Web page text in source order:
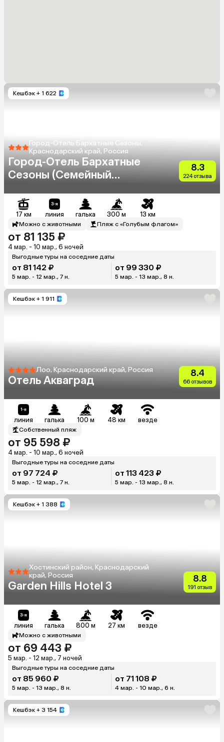
Кешбэк + 1 622
Город-Отель Бархатные Сезоны,
Краснодарский край, Россия
Город-Отель Бархатные
Сезоны (Семейный
8.3
224 отзыва
17 км линия галька 300 м 13 км
Можно с животными Пляж с «Голубым флагом»
от 81 135 ₽
4 мар. - 10 мар., 6 ночей
Выгодные туры на соседние даты
от 81 142 ₽
5 мар. - 12 мар., 7 н.
от 99 330 ₽
5 мар. - 13 мар., 8 н.
Кешбэк + 1 911
Лоо, Краснодарский край, Россия
Отель Акваград
8.4
66 отзывов
линия галька 100 м 48 км везде
Собственный пляж
от 95 598 ₽
4 мар. - 10 мар., 6 ночей
Выгодные туры на соседние даты
от 97 724 ₽
5 мар. - 12 мар., 7 н.
от 113 423 ₽
5 мар. - 13 мар., 8 н.
Кешбэк + 1 388
Хостинский район, Краснодарский
край, Россия
Garden Hills Hotel 3
8.8
191 отзыв
линия галька 800 м 27 км везде
Можно с животными
от 69 443 ₽
5 мар. - 12 мар., 7 ночей
Выгодные туры на соседние даты
от 85 960 ₽
5 мар. - 13 мар., 8 н.
от 71 108 ₽
4 мар. - 10 мар., 6 н.
Кешбэк + 3 154